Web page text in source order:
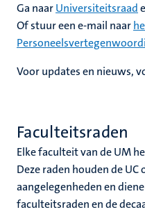
Ga naarUniversiteitsraad
Of stuur een e-mail naar
Voor updates en nieuws,
Faculteitsraden
Elke faculteit van de UM
Deze raden houden de
aangelegenheden en
faculteitsraden en de